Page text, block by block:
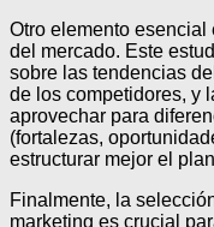
Otro elemento
del mercado. Este
sobre las tendencias
de los competidores, y
aprovechar para
(fortalezas,
estructurar mejor el
Finalmente, la
marketing es crucial